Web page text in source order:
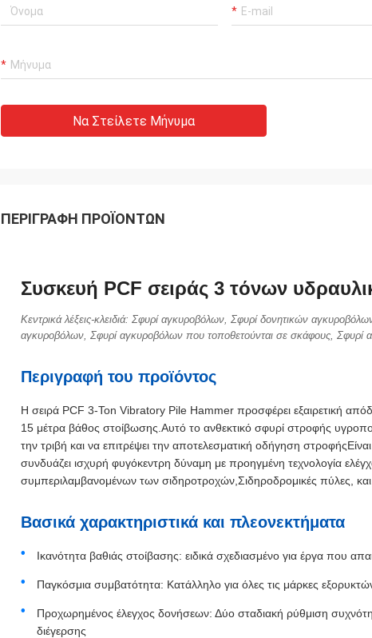
Να Στείλετε Μήνυμα
ΠΕΡΙΓΡΑΦΉ ΠΡΟΪΌΝΤΩΝ
Συσκευή PCF σειράς 3 τόνων
Κεντρικά λέξεις-κλειδιά: Σφυρί αγκυροβόλων, Σφυρί δονητικών
αγκυροβόλων, Σφυρί αγκυροβόλων που τοποθετούνται σε σκάφους, Σφυρί
Περιγραφή του προϊόντος
Η σειρά PCF 3-Ton Vibratory Pile Hammer προσφέρει εξαιρετική
15 μέτρα βάθος στοίβωσης.Αυτό το ανθεκτικό σφυρί στροφής
την τριβή και να επιτρέψει την αποτελεσματική οδήγηση
συνδυάζει ισχυρή φυγόκεντρη δύναμη με προηγμένη τεχνολογία
συμπεριλαμβανομένων των σιδηροτροχών,Σιδηροδρομικές πύλες,
Βασικά χαρακτηριστικά και πλεονεκτήματα
Ικανότητα βαθιάς στοίβασης: ειδικά σχεδιασμένο για έργα που
Παγκόσμια συμβατότητα: Κατάλληλο για όλες τις μάρκες
Προχωρημένος έλεγχος δονήσεων: Δύο σταδιακή ρύθμιση
διέγερσης